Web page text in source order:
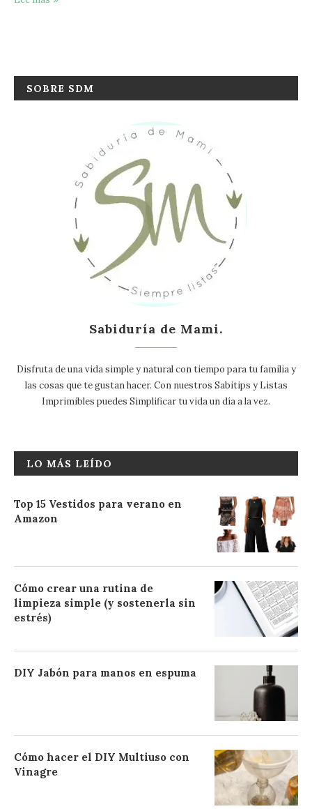
SOBRE SDM
Sabiduría de Mami.
Disfruta de una vida simple y natural con tiempo para tu familia y
las cosas que te gustan hacer. Con nuestros Sabitips y Listas
Imprimibles puedes Simplificar tu vida un día a la vez.
LO MÁS LEÍDO
Top 15 Vestidos para verano en
Amazon
Cómo crear una rutina de
limpieza simple (y sostenerla sin
estrés)
DIY Jabón para manos en espuma
Cómo hacer el DIY Multiuso con
Vinagre